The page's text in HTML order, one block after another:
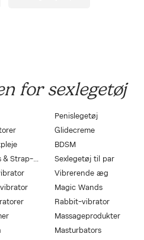
for sexlegetøj
Penislegetøj
Glidecreme
BDSM
Harness & Strap-On
Sexlegetøj til par
Vibrerende æg
Magic Wands
Rabbit-vibrator
Massageprodukter
Masturbators